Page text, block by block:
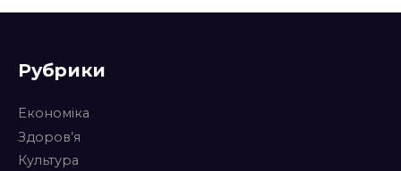
Рубрики
Економіка
Здоров’я
Культура